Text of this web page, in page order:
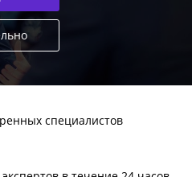
специалистов